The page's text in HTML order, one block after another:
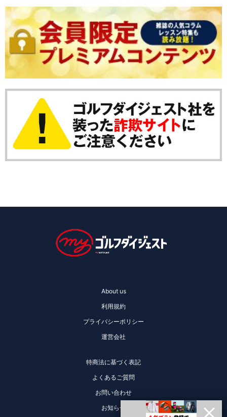
About us
利用規約
プライバシーポリシー
運営会社
特商法に基づく表記
よくあるご質問
お問い合わせ
お知らせ